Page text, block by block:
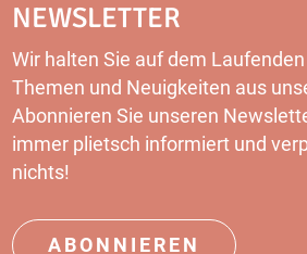
NEWSLETTER
Wir halten Sie auf dem
Themen und Neuigkeiten aus
Abonnieren Sie unseren
immer plietsch informiert und
nichts!
ABONNIEREN